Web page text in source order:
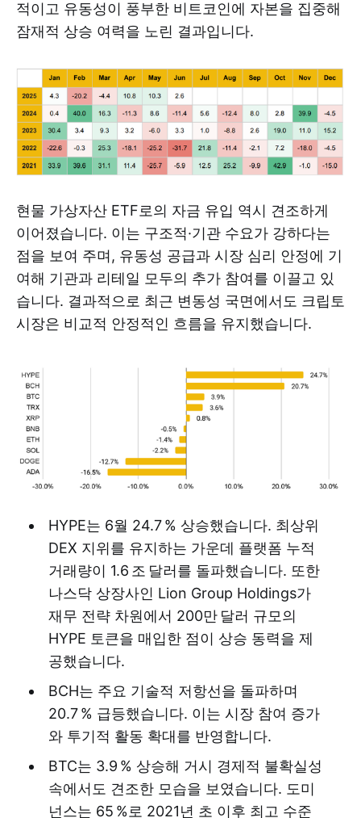
적이고 유동성이 풍부한 비트코인에 자본을 집중해
잠재적 상승 여력을 노린 결과입니다.
현물 가상자산 ETF로의 자금 유입 역시 견조하게
이어졌습니다. 이는 구조적·기관 수요가 강하다는
점을 보여 주며, 유동성 공급과 시장 심리 안정에 기
여해 기관과 리테일 모두의 추가 참여를 이끌고 있
습니다. 결과적으로 최근 변동성 국면에서도 크립토
시장은 비교적 안정적인 흐름을 유지했습니다.
HYPE는 6월 24.7 % 상승했습니다. 최상위
DEX 지위를 유지하는 가운데 플랫폼 누적
거래량이 1.6 조 달러를 돌파했습니다. 또한
나스닥 상장사인 Lion Group Holdings가
재무 전략 차원에서 200만 달러 규모의
HYPE 토큰을 매입한 점이 상승 동력을 제
공했습니다.
BCH는 주요 기술적 저항선을 돌파하며
20.7 % 급등했습니다. 이는 시장 참여 증가
와 투기적 활동 확대를 반영합니다.
BTC는 3.9 % 상승해 거시 경제적 불확실성
속에서도 견조한 모습을 보였습니다. 도미
넌스는 65 %로 2021년 초 이후 최고 수준